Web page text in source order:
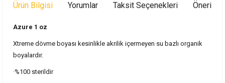
Ürün Bilgisi Yorumlar Taksit Seçenekleri
Azure 1 oz
Xtreme dövme boyası kesinlikle akrilik içermeyen su bazlı organik
boyalardır.
·%100 sterildir